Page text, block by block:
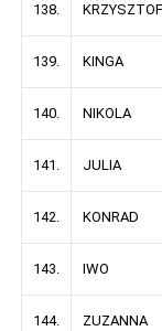
138. KRZYSZTOF
139. KINGA
140. NIKOLA
141. JULIA
142. KONRAD
143. IWO
144. ZUZANNA